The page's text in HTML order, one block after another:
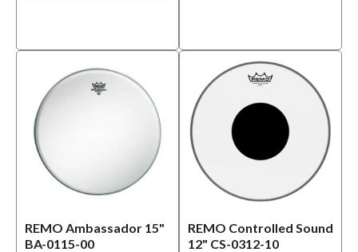
REMO Ambassador 15"
BA-0115-00
REMO Controlled Sound
12" CS-0312-10